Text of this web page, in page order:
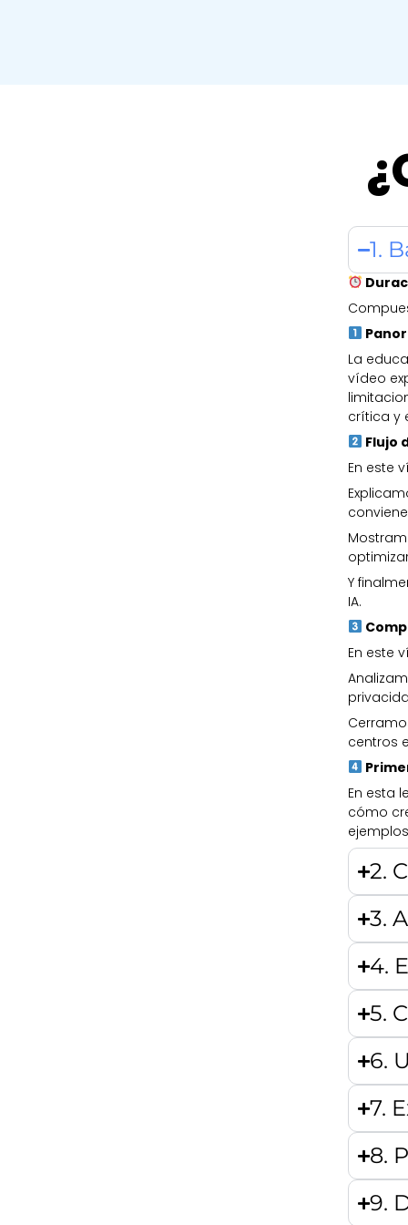
1.
La
vídeo
crítica y
Flujo
En este
Y
IA.
En este
centros
En esta
cómo
2.
3.
4.
5.
6.
7.
8.
9.